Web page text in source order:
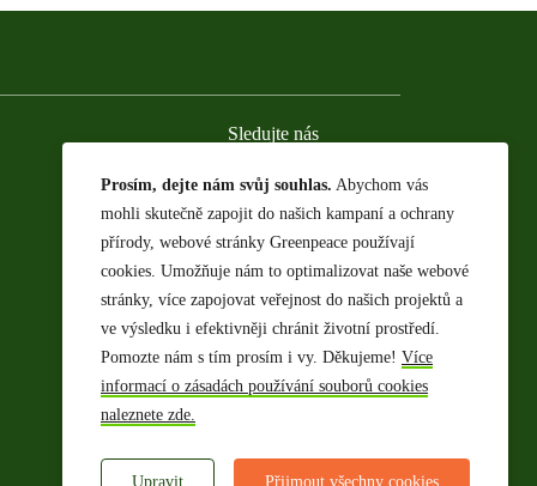
Prosím, dejte nám svůj souhlas. Abychom vás
mohli skutečně zapojit do našich kampaní a ochrany
přírody, webové stránky Greenpeace používají
cookies. Umožňuje nám to optimalizovat naše webové
stránky, více zapojovat veřejnost do našich projektů a
ve výsledku i efektivněji chránit životní prostředí.
Pomozte nám s tím prosím i vy. Děkujeme! Více
informací o zásadách používání souborů cookies
naleznete zde.
Upravit Přijmout všechny cookies
Sledujte nás
Facebook
TwitterYouTubeInstagram